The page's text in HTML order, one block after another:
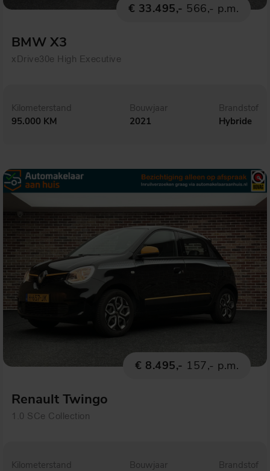
€ 33.495,- 566,- p.m.
BMW X3
xDrive30e High Executive
Kilometerstand
95.000 KM
Bouwjaar
2021
Brandstof
Hybride
€ 8.495,- 157,- p.m.
Renault Twingo
1.0 SCe Collection
Kilometerstand
Bouwjaar
Brandstof